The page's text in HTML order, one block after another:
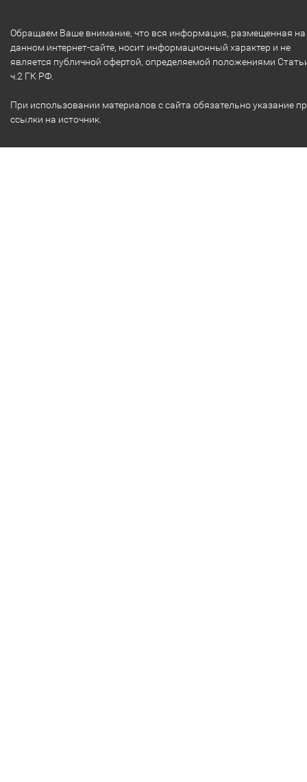
Обращаем Ваше внимание, что вся информация, размещенная на
данном интернет-сайте, носит информационный характер и не
является публичной офертой, определяемой положениями
ч.2 ГК РФ.
При использовании материалов с сайта обязательно указание
ссылки на источник.